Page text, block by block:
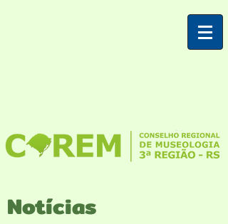
Notícias